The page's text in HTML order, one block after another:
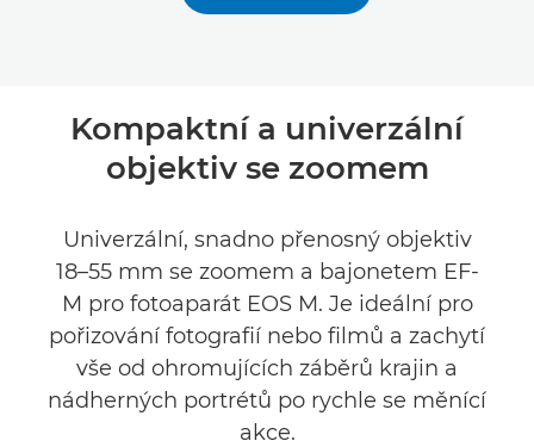
Kompaktní a univerzální
objektiv se zoomem
Univerzální, snadno přenosný objektiv
18–55 mm se zoomem a bajonetem EF-
M pro fotoaparát EOS M. Je ideální pro
pořizování fotografií nebo filmů a zachytí
vše od ohromujících záběrů krajin a
nádherných portrétů po rychle se měnící
akce.